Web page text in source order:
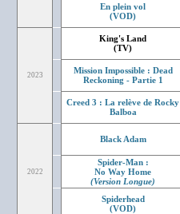
En plein vol
(VOD)
2023
King's Land
(TV)
Mission Impossible : Dead
Reckoning - Partie 1
Creed 3 : La relève de Rocky
Balboa
2022
Black Adam
Spider-Man :
No Way Home
(Version Longue)
Spiderhead
(VOD)